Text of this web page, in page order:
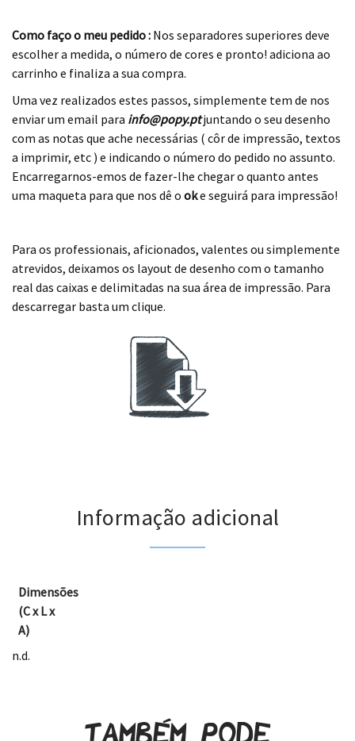
Como faço o meu pedido : Nos separadores superiores deve
escolher a medida, o número de cores e pronto! adiciona ao
carrinho e finaliza a sua compra.
Uma vez realizados estes passos, simplemente tem de nos
enviar um email para info@popy.ptjuntando o seu desenho
com as notas que ache necessárias ( côr de impressão, textos
a imprimir, etc ) e indicando o número do pedido no assunto.
Encarregarnos-emos de fazer-lhe chegar o quanto antes
uma maqueta para que nos dê o oke seguirá para impressão!
Para os professionais, aficionados, valentes ou simplemente
atrevidos, deixamos os layout de desenho com o tamanho
real das caixas e delimitadas na sua área de impressão. Para
descarregar basta um clique.
Informação adicional
Dimensões
(C x L x
A)
n.d.
Também pode